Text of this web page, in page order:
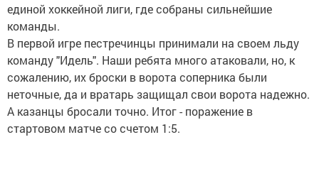
единой хоккейной лиги, где собраны сильнейшие
команды.
В первой игре пестречинцы принимали на своем льду
команду "Идель". Наши ребята много атаковали, но, к
сожалению, их броски в ворота соперника были
неточные, да и вратарь защищал свои ворота надежно.
А казанцы бросали точно. Итог - поражение в
стартовом матче со счетом 1:5.